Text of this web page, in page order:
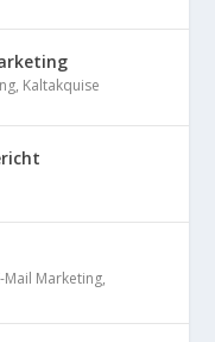
, Kaltakquise
Mail Marketing,